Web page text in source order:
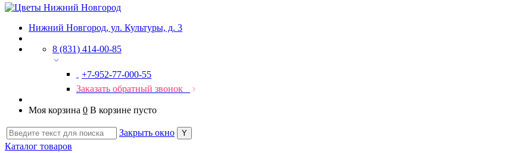
Нижний Новгород, ул. Культуры, д. 3
8 (831) 414-00-85
+7-952-77-000-55
Заказать обратный звонок
Моя корзина 0 В корзине пусто
Закрыть окно
Каталог товаров